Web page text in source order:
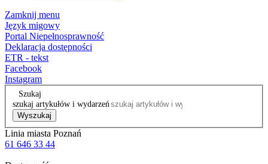
Zamknij menu
Język migowy
Portal Niepełnosprawność
Deklaracja dostępności
ETR - tekst
Facebook
Instagram
Szukaj
szukaj artykułów i wydarzeń
Wyszukaj
Linia miasta Poznań
61 646 33 44